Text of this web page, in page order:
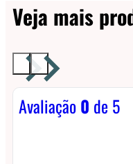
Veja mais
Avaliação0 de 5